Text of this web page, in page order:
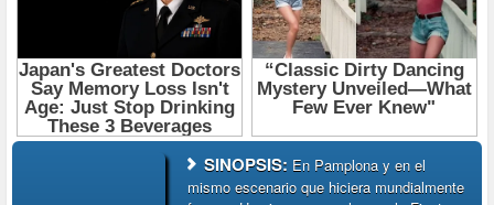
SINOPSIS: En Pamplona y en el
mismo escenario que hiciera mundialmente